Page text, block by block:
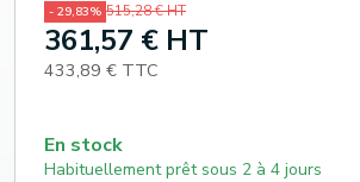
- 29,83% 515,28 € HT
361,57 € HT
433,89 € TTC
En stock
Habituellement prêt sous 2 à 4 jours